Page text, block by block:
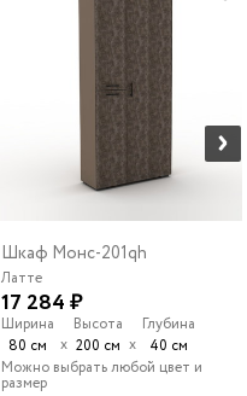
Шкаф Монс-201qh
Латте
17 284 ₽
Ширина
80 см
х
Высота
200 см х
Глубина
40 см
Можно выбрать любой цвет и
размер